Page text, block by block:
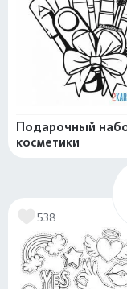
Подарочный
косметики
538